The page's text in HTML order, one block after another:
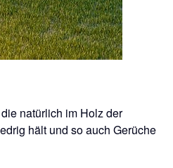
natürlich im Holz der
hält und so auch Gerüche